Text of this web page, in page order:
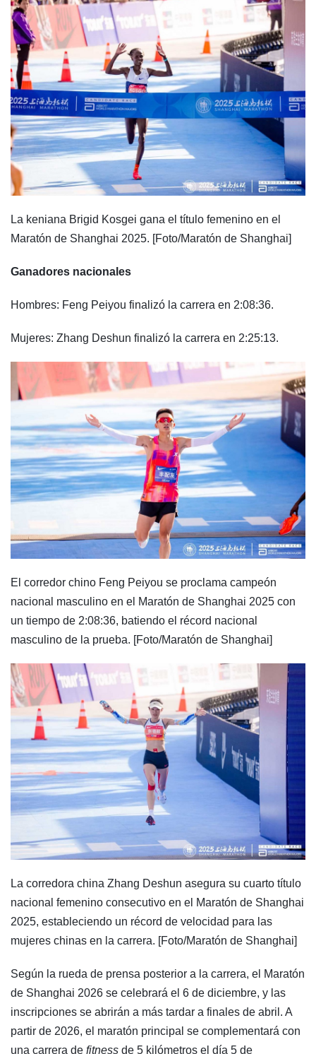
La keniana Brigid Kosgei gana el título femenino en el
Maratón de Shanghai 2025. [Foto/Maratón de Shanghai]
Ganadores nacionales
Hombres: Feng Peiyou finalizó la carrera en 2:08:36.
Mujeres: Zhang Deshun finalizó la carrera en 2:25:13.
El corredor chino Feng Peiyou se proclama campeón
nacional masculino en el Maratón de Shanghai 2025 con
un tiempo de 2:08:36, batiendo el récord nacional
masculino de la prueba. [Foto/Maratón de Shanghai]
La corredora china Zhang Deshun asegura su cuarto título
nacional femenino consecutivo en el Maratón de Shanghai
2025, estableciendo un récord de velocidad para las
mujeres chinas en la carrera. [Foto/Maratón de Shanghai]
Según la rueda de prensa posterior a la carrera, el Maratón
de Shanghai 2026 se celebrará el 6 de diciembre, y las
inscripciones se abrirán a más tardar a finales de abril. A
partir de 2026, el maratón principal se complementará con
una carrera de fitness de 5 kilómetros el día 5 de